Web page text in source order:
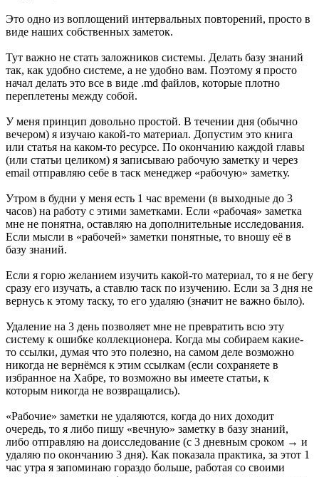
Это одно из воплощений интервальных повторений, просто в
виде наших собственных заметок.
Тут важно не стать заложников системы. Делать базу знаний
так, как удобно системе, а не удобно вам. Поэтому я просто
начал делать это все в виде .md файлов, которые плотно
переплетены между собой.
У меня принцип довольно простой. В течении дня (обычно
вечером) я изучаю какой-то материал. Допустим это книга
или статья на каком-то ресурсе. По окончанию каждой главы
(или статьи целиком) я записываю рабочую заметку и через
email отправляю себе в таск менеджер «рабочую» заметку.
Утром в будни у меня есть 1 час времени (в выходные до 3
часов) на работу с этими заметками. Если «рабочая» заметка
мне не понятна, оставляю на дополнительные исследования.
Если мысли в «рабочей» заметки понятные, то вношу её в
базу знаний.
Если я горю желанием изучить какой-то материал, то я не бегу
сразу его изучать, а ставлю таск по изучению. Если за 3 дня не
вернусь к этому таску, то его удаляю (значит не важно было).
Удаление на 3 день позволяет мне не превратить всю эту
систему к ошибке коллекционера. Когда мы собираем какие-
то ссылки, думая что это полезно, на самом деле возможно
никогда не вернёмся к этим ссылкам (если сохраняете в
избранное на Хабре, то возможно вы имеете статьи, к
которым никогда не возвращались).
«Рабочие» заметки не удаляются, когда до них доходит
очередь, то я либо пишу «вечную» заметку в базу знаний,
либо отправляю на доисследование (с 3 дневным сроком → и
удаляю по окончанию 3 дня). Как показала практика, за этот 1
час утра я запоминаю гораздо больше, работая со своими